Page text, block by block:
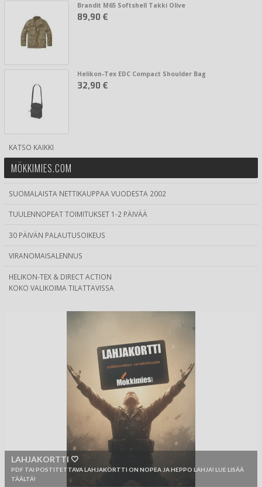
Brandit M65 Softshell Takki Olive
89,90 €
Helikon-Tex EDC Compact Shoulder Bag
32,90 €
KATSO KAIKKI
MÖKKIMIES.COM
SUOMALAISTA NETTIKAUPPAA VUODESTA 2002
TUULENNOPEAT TOIMITUKSET 1-2 PÄIVÄÄ
30 PÄIVÄN PALAUTUSOIKEUS
VIRANOMAISALENNUS
HELIKON-TEX & DIRECT ACTION
KOKO VALIKOIMA TILATTAVISSA
LAHJAKORTTI 🤍
PDF TAI POSTITETTAVA LAHJAKORTTI ON NOPEA JA HEPPO LAHJA! LUE LISÄÄ
TÄÄLTÄ!